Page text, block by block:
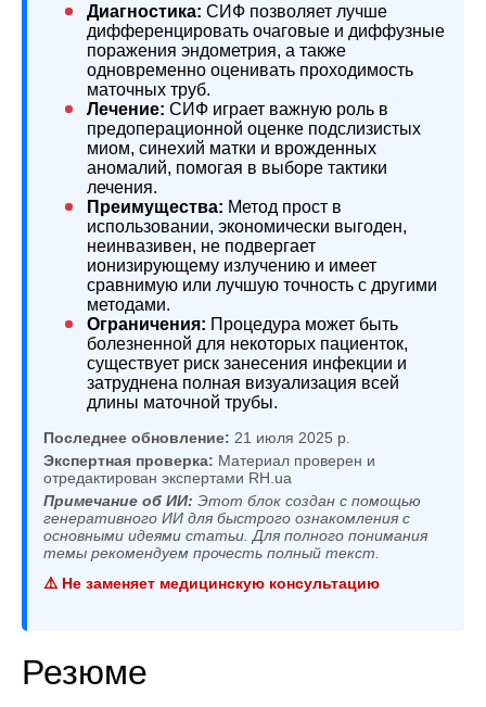
Диагностика: СИФ позволяет лучше
дифференцировать очаговые и диффузные
поражения эндометрия, а также
одновременно оценивать проходимость
маточных труб.
Лечение: СИФ играет важную роль в
предоперационной оценке подслизистых
миом, синехий матки и врожденных
аномалий, помогая в выборе тактики
лечения.
Преимущества: Метод прост в
использовании, экономически выгоден,
неинвазивен, не подвергает
ионизирующему излучению и имеет
сравнимую или лучшую точность с другими
методами.
Ограничения: Процедура может быть
болезненной для некоторых пациенток,
существует риск занесения инфекции и
затруднена полная визуализация всей
длины маточной трубы.
Последнее обновление: 21 июля 2025 р.
Экспертная проверка: Материал проверен и
отредактирован экспертами RH.ua
Примечание об ИИ: Этот блок создан с помощью
генеративного ИИ для быстрого ознакомления с
основными идеями статьи. Для полного понимания
темы рекомендуем прочесть полный текст.
⚠️ Не заменяет медицинскую консультацию
Резюме